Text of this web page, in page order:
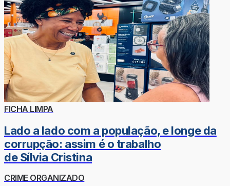
FICHA LIMPA
Lado a lado com a população, e longe da
corrupção: assim é o trabalho
de Sílvia Cristina
CRIME ORGANIZADO